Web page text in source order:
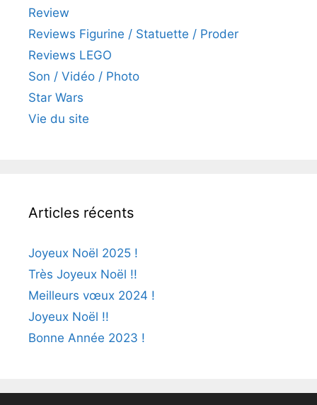
Review
Reviews Figurine / Statuette / Proder
Reviews LEGO
Son / Vidéo / Photo
Star Wars
Vie du site
Articles récents
Joyeux Noël 2025 !
Très Joyeux Noël !!
Meilleurs vœux 2024 !
Joyeux Noël !!
Bonne Année 2023 !